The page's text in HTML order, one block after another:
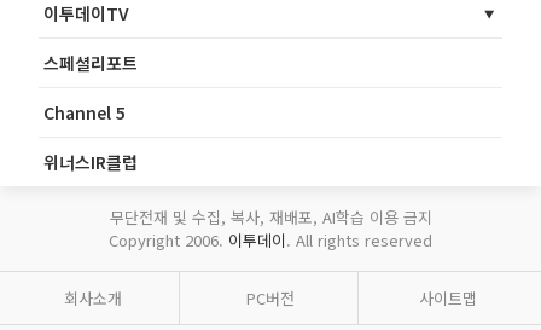
이투데이TV
스페셜리포트
Channel 5
위너스IR클럽
무단전재 및 수집, 복사, 재배포, AI학습 이용 금지
Copyright 2006. 이투데이. All rights reserved
회사소개 PC버전 사이트맵